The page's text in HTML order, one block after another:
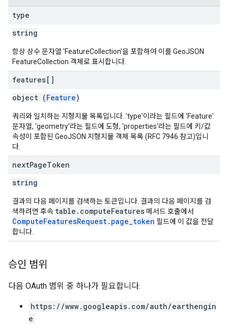
type
string
항상 상수 문자열 'FeatureCollection'을 포함하여 이를 GeoJSON
FeatureCollection 객체로 표시합니다.
features[]
object (Feature)
쿼리와 일치하는 지형지물 목록입니다. 'type'이라는 필드에 'Feature'
문자열, 'geometry'라는 필드에 도형, 'properties'라는 필드에 키/값
속성이 포함된 GeoJSON 지형지물 객체 목록 (RFC 7946 참고)입니
다.
nextPageToken
string
결과의 다음 페이지를 검색하는 토큰입니다. 결과의 다음 페이지를 검
색하려면 후속 table.computeFeatures 메서드 호출에서
ComputeFeaturesRequest.page_token 필드에 이 값을 전달
합니다.
승인 범위
다음 OAuth 범위 중 하나가 필요합니다.
https://www.googleapis.com/auth/earthengin
e